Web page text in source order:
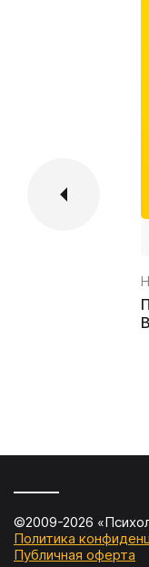
©2009-2026
Политика
Публичная оферта